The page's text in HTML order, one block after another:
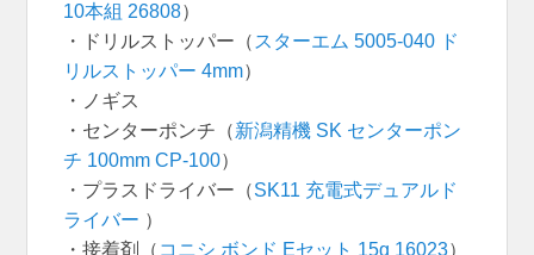
10本組 26808）
・ドリルストッパー（ スターエム 5005-040 ド
リルストッパー 4mm）
・ノギス
・センターポンチ（新潟精機 SK センターポン
チ 100mm CP-100）
・プラスドライバー（SK11 充電式デュアルド
ライバー ）
・接着剤（ コニシ ボンド Eセット 15g 16023）